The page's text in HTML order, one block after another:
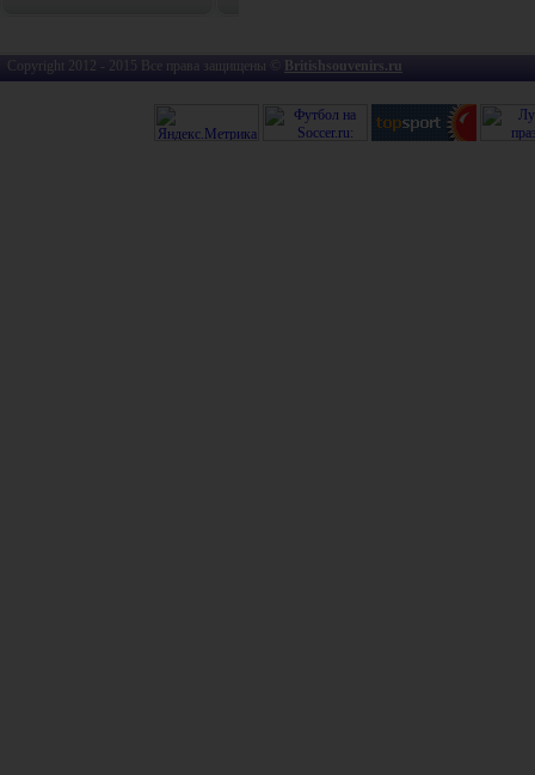
Copyright 2012 - 2015 Все права защищены © Britishsouvenirs.ru